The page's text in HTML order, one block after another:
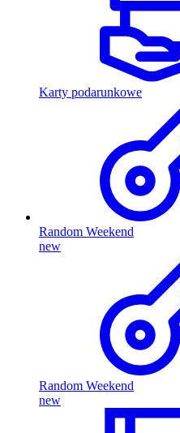
Karty podarunkowe
Random Weekend
new
Random Weekend
new